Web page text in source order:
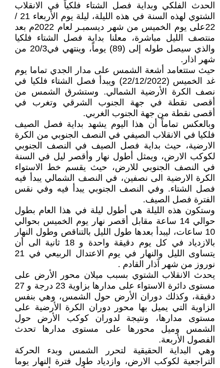
الحدث الفلكي وبداية فصل الشتاء فلكياً في الانقلاب
الشتوي لهذه السنة في هذه الليلة، ليلة يوم الأربعاء 21 /
22على يوم الخميس من شهر ديسمبـر لعام 2022م بعد
منتصف الليل مباشرة، معلنا بداية فصل الشتاء فلكيا
والذي سيصل طوله إلى (89) يوماً، وينتهي في20/3 من
شهر اذار.
حيث ستتعامد أشعة الشمس على مدار الجدي تماما يوم
غد الخميس (22/12/2022) ويبدأ فصل الشتاء فلكيا في
نصف الكرة الأرضية الشمالي. وستشرق الشمس من
أقصى نقطة في جهة الجنوب الشرقي وتغرب في
أقصى نقطة من جهة الجنوب الغربي.
وبالعكس تماماً أن هذا اليوم يشهد بداية فصل الصيف
فلكيا في الانقلاب الصيفي في النصف الجنوبي من الكرة
الارضية، حيث بداية فصل الصيف في النصف الجنوبي
لكوكب الارض، ويمثل أطول نهار وأقصر ليل في السنة
في النصف الجنوبي للارض، حيث يقسم خط الاستواء
الكرة الارضية الى نصفين، في النصف الشمالي يبدأ فيه
فصل الشتاء. وفي النصف الجنوبي يبدأ فيه وفي نقس
الفترة فصل الصيف.
وستكون هذه الليلة هي أطول ليلة في هذا العام بطول
حوالي 14 ساعة مقابل أقصر نهار يوم الخميس بحوالي
10 ساعات، ليبدأ بعدها طول الليل بالتناقص وطول النهار
بالازدياد في كل يوم دقيقة واحدة و 18 ثانية الى أن
يتساوى الليل والنهار في يوم الاعتدال الربيعي في 21
نوروز من شهر آذار القادم .
يحدث الانقلاب الشتوي بسبب ميلان محور الأرض على
مستوى دائرة الاستواء على مدارها بزاوية 23 درجة و 27
دقيقة، وكذلك دوران الأرض حول الشمس، وهي بنفس
الزاوية التي يميل بها محور دوران الكرة الأرضية على
مستوى مدارها، ونتيجة لدوران كوكب الأرض حول
الشمس وميل محورها على مستوى مدارها تحدث
الفصول الأربعة.
وهي البداية الحقيقية لتحرر الشمس وبدء الحركة
التراجعية لكوكب الارض، وازدياد طول فترة النهار يوما